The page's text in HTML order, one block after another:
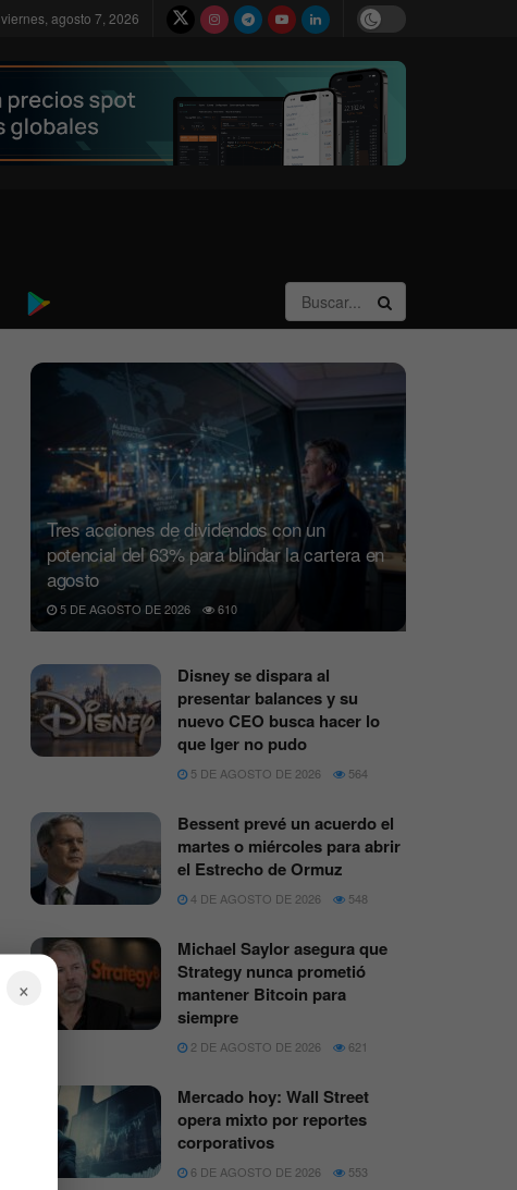
viernes, agosto 7, 2026
Tres acciones de dividendos con un
potencial del 63% para blindar la cartera en
agosto
5 DE AGOSTO DE 2026 610
Disney se dispara al
presentar balances y su
nuevo CEO busca hacer lo
que Iger no pudo
5 DE AGOSTO DE 2026 564
Bessent prevé un acuerdo el
martes o miércoles para abrir
el Estrecho de Ormuz
4 DE AGOSTO DE 2026 548
Michael Saylor asegura que
Strategy nunca prometió
mantener Bitcoin para
siempre
2 DE AGOSTO DE 2026 621
Mercado hoy: Wall Street
opera mixto por reportes
corporativos
6 DE AGOSTO DE 2026 553
×